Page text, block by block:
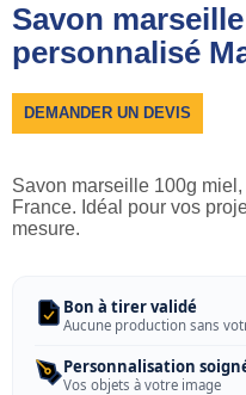
Savon
personnalisé
DEMANDER UN DEVIS
Savon marseille 100g
France. Idéal pour vos
mesure.
Bon à tirer validé
Aucune production sans
Personnalisation
Vos objets à votre image